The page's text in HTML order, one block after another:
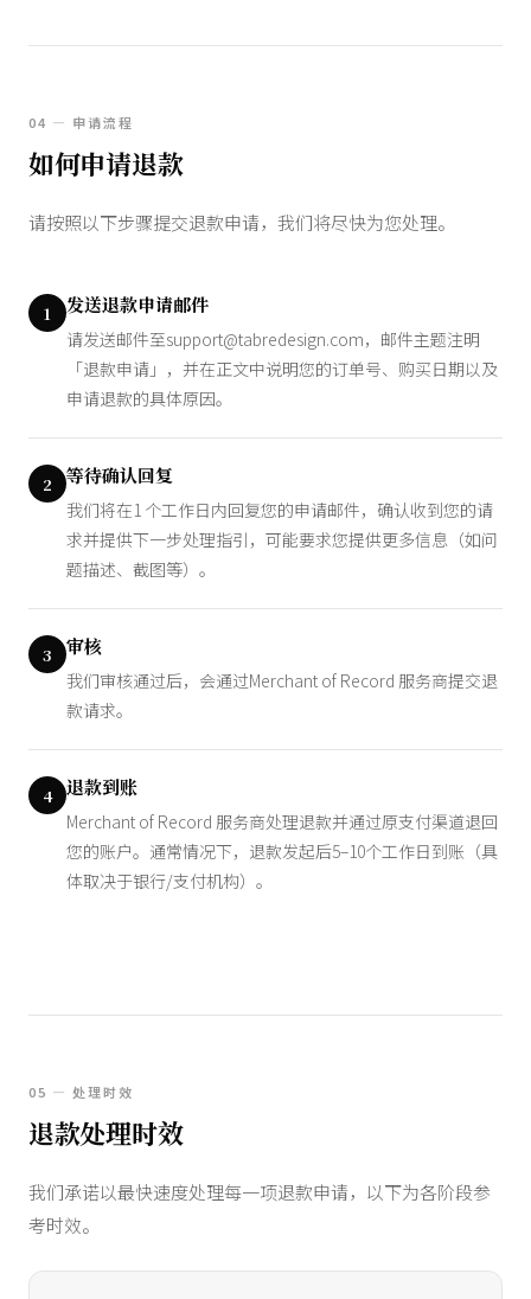
04 — 申请流程
如何申请退款
请按照以下步骤提交退款申请，我们将尽快为您处理。
1 发送退款申请邮件
请发送邮件至support@tabredesign.com，邮件主题注明
「退款申请」，并在正文中说明您的订单号、购买日期以及
申请退款的具体原因。
2 等待确认回复
我们将在1 个工作日内回复您的申请邮件，确认收到您的请
求并提供下一步处理指引，可能要求您提供更多信息（如问
题描述、截图等）。
3 审核
我们审核通过后，会通过Merchant of Record 服务商提交退
款请求。
4 退款到账
Merchant of Record 服务商处理退款并通过原支付渠道退回
您的账户。通常情况下，退款发起后5–10个工作日到账（具
体取决于银行/支付机构）。
05 — 处理时效
退款处理时效
我们承诺以最快速度处理每一项退款申请，以下为各阶段参
考时效。